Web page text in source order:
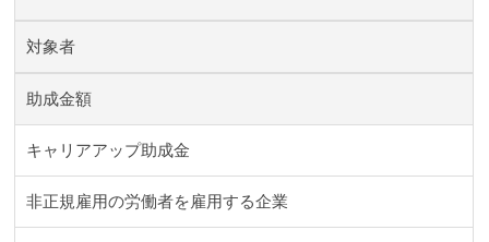
対象者
助成金額
キャリアアップ助成金
非正規雇用の労働者を雇用する企業